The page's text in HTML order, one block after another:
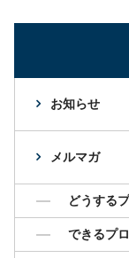
お知らせ
メルマガ
どうする
できるプ